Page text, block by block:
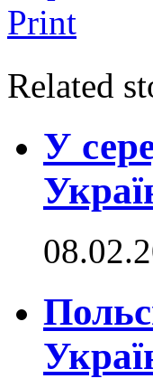
Print
Related
У